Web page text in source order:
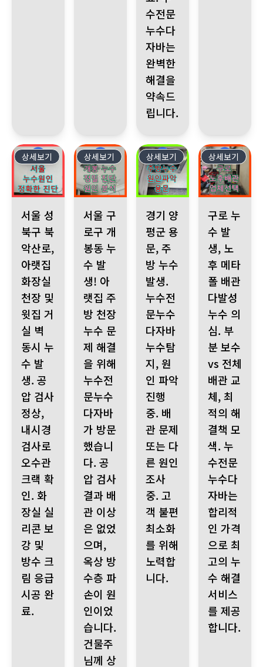
수전문
누수다
자바는
완벽한
해결을
약속드
립니다.
553
상세보기
서울 성
북구 북
악산로,
아랫집
화장실
천장 및
윗집 거
실 벽
동시 누
수 발
생. 공
압 검사
정상,
내시경
검사로
오수관
크랙 확
인. 화
장실 실
리콘 보
강 및
방수 크
림 응급
시공 완
료.
552
상세보기
서울 구
로구 개
봉동 누
수 발
생! 아
랫집 주
방 천장
누수 문
제 해결
을 위해
누수전
문누수
다자바
가 방문
했습니
다. 공
압 검사
결과 배
관 이상
은 없었
으며,
옥상 방
수층 파
손이 원
인이었
습니다.
건물주
님께 상
551
상세보기
경기 양
평군 용
문, 주
방 누수
발생.
누수전
문누수
다자바
누수탐
지, 원
인 파악
진행
중. 배
관 문제
또는 다
른 원인
조사
중. 고
객 불편
최소화
를 위해
노력합
니다.
550
상세보기
구로 누
수 발
생, 노
후 메타
폴 배관
다발성
누수 의
심. 부
분 보수
vs 전체
배관 교
체, 최
적의 해
결책 모
색. 누
수전문
누수다
자바는
합리적
인 가격
으로 최
고의 누
수 해결
서비스
를 제공
합니다.